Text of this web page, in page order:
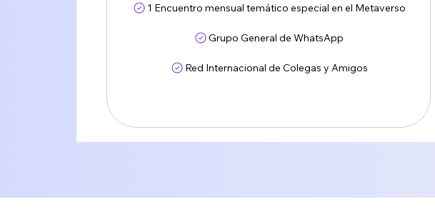
1 Encuentro mensual temático especial en el Metaverso
Grupo General de WhatsApp
Red Internacional de Colegas y Amigos